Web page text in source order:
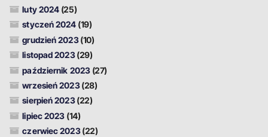
luty 2024 (25)
styczeń 2024 (19)
grudzień 2023(10)
listopad 2023(29)
październik 2023(27)
wrzesień 2023(28)
sierpień 2023(22)
lipiec 2023 (14)
czerwiec 2023(22)